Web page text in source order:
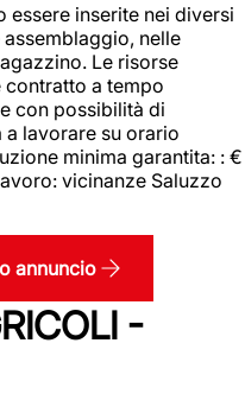
essere inserite nei diversi
nelle
Le risorse
contratto a tempo
con possibilità di
lavorare su orario
minima garantita: : €
vicinanze Saluzzo
annuncio
-